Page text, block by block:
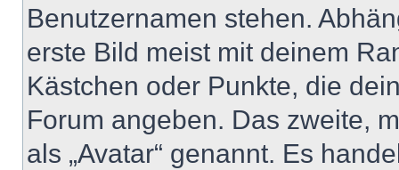
Benutzernamen stehen.
erste Bild meist mit deinem
Kästchen oder Punkte, die
Forum angeben. Das zweite,
als „Avatar“ genannt. Es